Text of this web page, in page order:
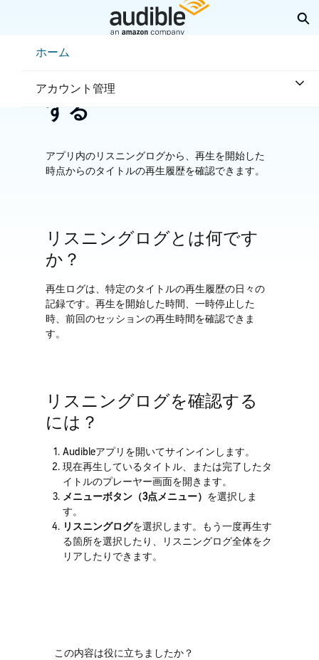
ホーム
アカウント管理
ホーム
リスニングログを表示
する
アプリ内のリスニングログから、再生を開始した
時点からのタイトルの再生履歴を確認できます。
リスニングログとは何です
か？
再生ログは、特定のタイトルの再生履歴の日々の
記録です。再生を開始した時間、一時停止した
時、前回のセッションの再生時間を確認できま
す。
リスニングログを確認する
には？
Audibleアプリを開いてサインインします。
現在再生しているタイトル、または完了したタ
イトルのプレーヤー画面を開きます。
メニューボタン（3点メニュー） を選択しま
す。
リスニングログを選択します。もう一度再生す
る箇所を選択したり、リスニングログ全体をク
リアしたりできます。
この内容は役に立ちましたか？